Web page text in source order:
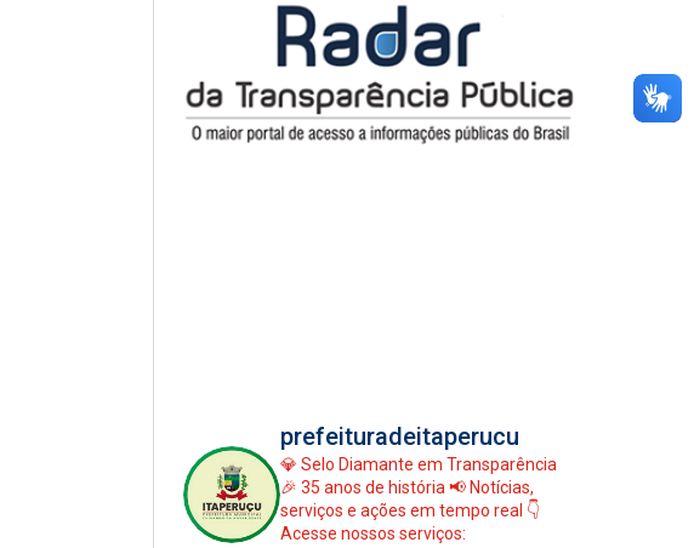
prefeituradeitaperucu
💎 Selo Diamante em Transparência
🎉 35 anos de história 📢 Notícias,
serviços e ações em tempo real 👇
Acesse nossos serviços: